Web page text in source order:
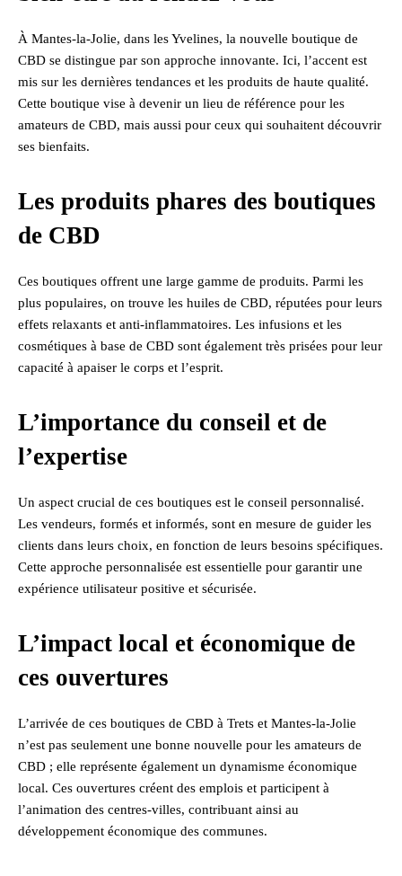
À Mantes-la-Jolie, dans les Yvelines, la nouvelle boutique de
CBD se distingue par son approche innovante. Ici, l’accent est
mis sur les dernières tendances et les produits de haute qualité.
Cette boutique vise à devenir un lieu de référence pour les
amateurs de CBD, mais aussi pour ceux qui souhaitent découvrir
ses bienfaits.
Les produits phares des boutiques
de CBD
Ces boutiques offrent une large gamme de produits. Parmi les
plus populaires, on trouve les huiles de CBD, réputées pour leurs
effets relaxants et anti-inflammatoires. Les infusions et les
cosmétiques à base de CBD sont également très prisées pour leur
capacité à apaiser le corps et l’esprit.
L’importance du conseil et de
l’expertise
Un aspect crucial de ces boutiques est le conseil personnalisé.
Les vendeurs, formés et informés, sont en mesure de guider les
clients dans leurs choix, en fonction de leurs besoins spécifiques.
Cette approche personnalisée est essentielle pour garantir une
expérience utilisateur positive et sécurisée.
L’impact local et économique de
ces ouvertures
L’arrivée de ces boutiques de CBD à Trets et Mantes-la-Jolie
n’est pas seulement une bonne nouvelle pour les amateurs de
CBD ; elle représente également un dynamisme économique
local. Ces ouvertures créent des emplois et participent à
l’animation des centres-villes, contribuant ainsi au
développement économique des communes.